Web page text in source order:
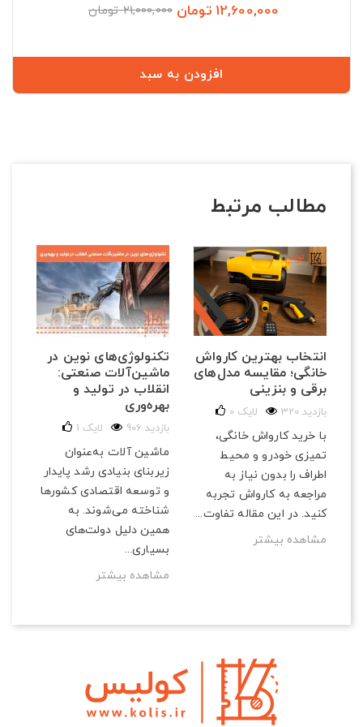
12,600,000 تومان 21,000,000 تومان
افزودن به سبد
مطالب مرتبط
تکنولوژی‌های نوین در
ماشین‌آلات صنعتی:
انقلاب در تولید و
بهره‌وری
906 بازدید 1 لایک
ماشین آلات به‌عنوان
زیربنای بنیادی رشد پایدار
و توسعه اقتصادی کشورها
شناخته می‌شوند. به
همین دلیل دولت‌های
بسیاری...
مشاهده بیشتر
انتخاب بهترین کارواش
خانگی؛ مقایسه مدل‌های
برقی و بنزینی
320 بازدید 0 لایک
با خرید کارواش خانگی،
تمیزی خودرو و محیط
اطراف را بدون نیاز به
مراجعه به کارواش تجربه
کنید. در این مقاله تفاوت...
مشاهده بیشتر